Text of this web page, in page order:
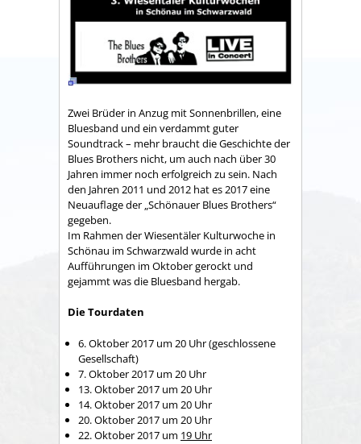
Zwei Brüder in Anzug mit Sonnenbrillen, eine
Bluesband und ein verdammt guter
Soundtrack – mehr braucht die Geschichte der
Blues Brothers nicht, um auch nach über 30
Jahren immer noch erfolgreich zu sein. Nach
den Jahren 2011 und 2012 hat es 2017 eine
Neuauflage der „Schönauer Blues Brothers“
gegeben.
Im Rahmen der Wiesentäler Kulturwoche in
Schönau im Schwarzwald wurde in acht
Aufführungen im Oktober gerockt und
gejammt was die Bluesband hergab.
Die Tourdaten
6. Oktober 2017 um 20 Uhr (geschlossene
Gesellschaft)
7. Oktober 2017 um 20 Uhr
13. Oktober 2017 um 20 Uhr
14. Oktober 2017 um 20 Uhr
20. Oktober 2017 um 20 Uhr
22. Oktober 2017 um 19 Uhr